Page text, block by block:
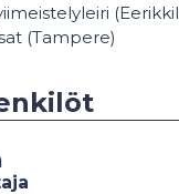
(Tampere)